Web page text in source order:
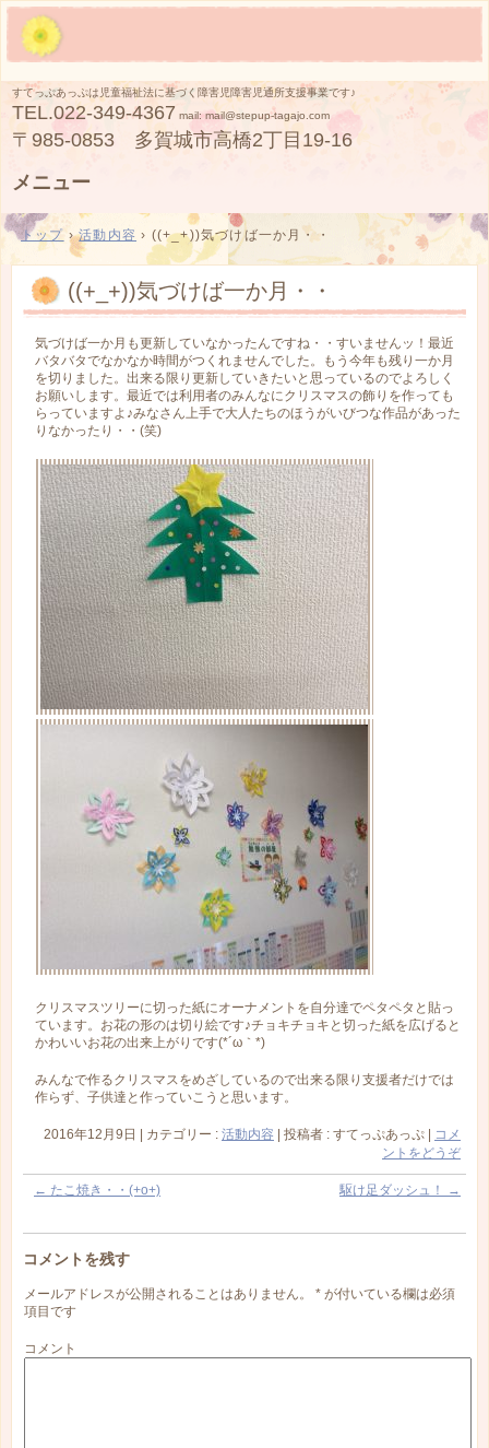
すてっぷあっぷは児童福祉法に基づく障害児障害児通所支援事業です♪
TEL.022-349-4367 mail: mail@stepup-tagajo.com
〒985-0853 多賀城市高橋2丁目19-16
メニュー
ン
テ
ン
ス
トップ › 活動内容 › ((+_+))気づけば一か月・・
((+_+))気づけば一か月・・
気づけば一か月も更新していなかったんですね・・すいませんッ！最近
バタバタでなかなか時間がつくれませんでした。もう今年も残り一か月
を切りました。出来る限り更新していきたいと思っているのでよろしく
お願いします。最近では利用者のみんなにクリスマスの飾りを作っても
らっていますよ♪みなさん上手で大人たちのほうがいびつな作品があった
りなかったり・・(笑)
クリスマスツリーに切った紙にオーナメントを自分達でペタペタと貼っ
ています。お花の形のは切り絵です♪チョキチョキと切った紙を広げると
かわいいお花の出来上がりです(*´ω｀*)
みんなで作るクリスマスをめざしているので出来る限り支援者だけでは
作らず、子供達と作っていこうと思います。
2016年12月9日 カテゴリー : 活動内容 投稿者 : すてっぷあっぷ
コメ
ントをどうぞ
← たこ焼き・・(+o+) 駆け足ダッシュ！ →
コメントを残す
メールアドレスが公開されることはありません。 * が付いている欄は必須
項目です
コメント